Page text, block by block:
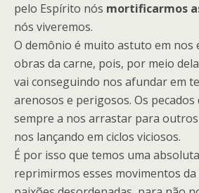
pelo Espírito nós mortificarmos
nós viveremos.
O demônio é muito astuto em nos
obras da carne, pois, por meio
vai conseguindo nos afundar em
arenosos e perigosos. Os pecados
sempre a nos arrastar para outros
nos lançando em ciclos viciosos.
É por isso que temos uma
reprimirmos esses movimentos da